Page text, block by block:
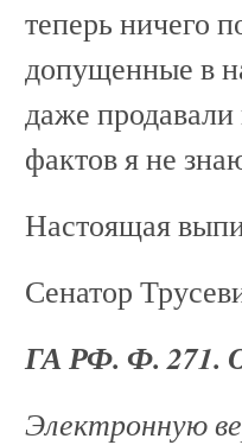
теперь ничего
допущенные в
даже
фактов я не
Настоящая
Сенатор
ГА РФ. Ф. 271.
Электронную